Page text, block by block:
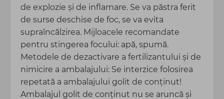
de explozie şi de inflamare. Se va păstra ferit
de surse deschise de foc, se va evita
supraîncălzirea. Mijloacele recomandate
pentru stingerea focului: apă, spumă.
Metodele de dezactivare a fertilizantului şi de
nimicire a ambalajului: Se interzice folosirea
repetată a ambalajului golit de conţinut!
Ambalajul golit de conţinut nu se aruncă şi